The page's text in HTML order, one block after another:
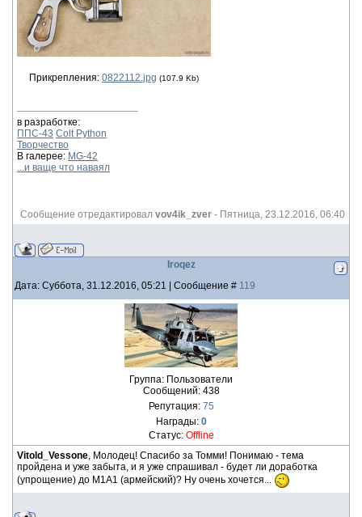
Прикрепления: 0822112.jpg (107.9 Kb)
в разработке:
ППС-43 Colt Python
Творчество
В галерее: MG-42
...и ваще что наваял
Сообщение отредактировал vov4ik_zver - Пятница, 23.12.2016, 06:40
Iroqez
Дата: Суббота, 31.12.2016, 05:21 | Сообщение # 119
Группа: Пользователи
Сообщений: 438
Репутация: 75
Награды: 0
Статус: Offline
Vitold_Vessone, Молодец! Спасибо за Томми! Понимаю - тема
пройдена и уже забыта, и я уже спрашивал - будет ли доработка
(упрощение) до М1А1 (армейский)? Ну очень хочется...